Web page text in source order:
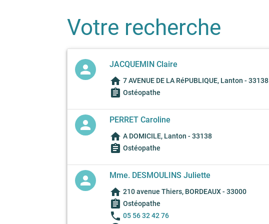
Votre recherche
person JACQUEMIN Claire
home 7 AVENUE DE LA RéPUBLIQUE, Lanton - 33138
assignment Ostéopathe
person PERRET Caroline
home A DOMICILE, Lanton - 33138
assignment Ostéopathe
person Mme. DESMOULINS Juliette
home 210 avenue Thiers, BORDEAUX - 33000
assignment Ostéopathe
phone 05 56 32 42 76